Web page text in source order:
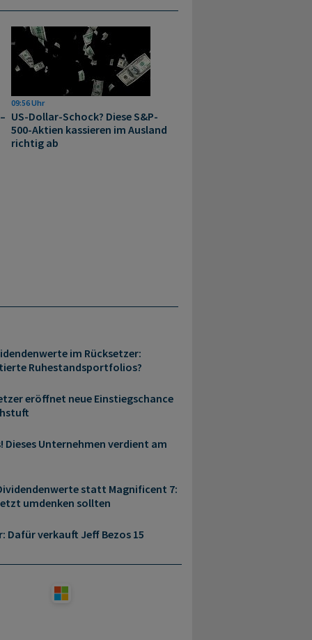
09:56 Uhr
US-Dollar-Schock? Diese S&P-
500-Aktien kassieren im Ausland
richtig ab
im Rücksetzer:
Ruhestandsportfolios?
eröffnet neue Einstiegschance
Dieses Unternehmen verdient am
statt Magnificent 7:
umdenken sollten
Dafür verkauft Jeff Bezos 15